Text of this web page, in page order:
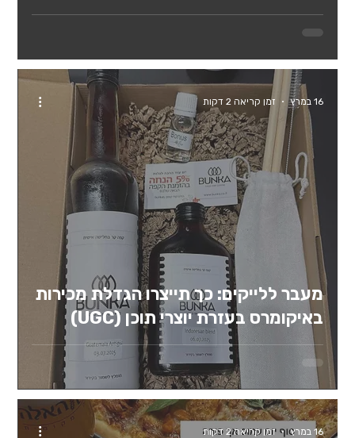
מעבר ללייקים: כך תייצרו הגדלת מכירות
באיקומרס בעזרת יוצרי תוכן (UGC)
16 במרץ זמן קריאה 2 דקות
16 במרץ זמן קריאה 2 דקות